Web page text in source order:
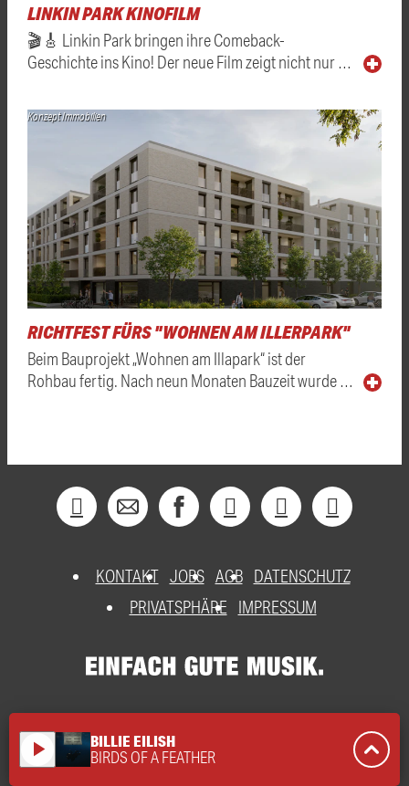
LINKIN PARK KINOFILM
🎬🎸 Linkin Park bringen ihre Comeback-
Geschichte ins Kino! Der neue Film zeigt nicht nur …
Konzept Immobilien
RICHTFEST FÜRS "WOHNEN AM ILLERPARK"
Beim Bauprojekt „Wohnen am Illapark“ ist der
Rohbau fertig. Nach neun Monaten Bauzeit wurde …
KONTAKT JOBS AGB DATENSCHUTZ
PRIVATSPHÄRE
IMPRESSUM
play_arrow BILLIE EILISH
BIRDS OF A FEATHER